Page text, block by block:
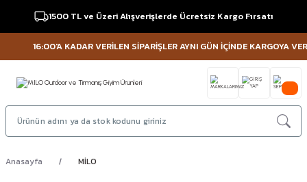
1500 TL ve Üzeri Alışverişlerde Ücretsiz Kargo Fırsatı
16:00'A KADAR VERİLEN SİPARİŞLER AYNI GÜN İÇİNDE KARGOYA
Anasayfa MİLO